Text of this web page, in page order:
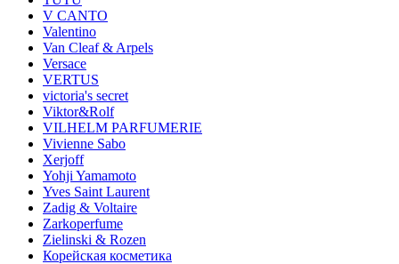
V CANTO
Valentino
Van Cleaf & Arpels
Versace
VERTUS
victoria's secret
Viktor&Rolf
VILHELM PARFUMERIE
Vivienne Sabo
Xerjoff
Yohji Yamamoto
Yves Saint Laurent
Zadig & Voltaire
Zarkoperfume
Zielinski & Rozen
Корейская косметика